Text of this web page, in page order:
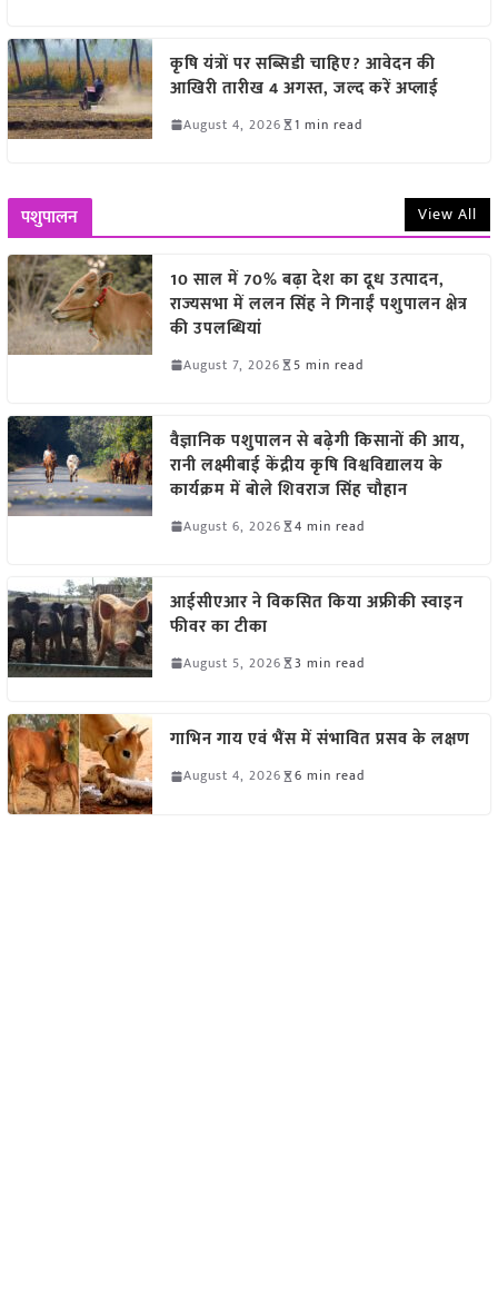
कृषि यंत्रों पर सब्सिडी चाहिए? आवेदन की
आखिरी तारीख 4 अगस्त, जल्द करें अप्लाई
August 4, 2026 1 min read
पशुपालन View All
10 साल में 70% बढ़ा देश का दूध उत्पादन,
राज्यसभा में ललन सिंह ने गिनाईं पशुपालन क्षेत्र
की उपलब्धियां
August 7, 2026 5 min read
वैज्ञानिक पशुपालन से बढ़ेगी किसानों की आय,
रानी लक्ष्मीबाई केंद्रीय कृषि विश्वविद्यालय के
कार्यक्रम में बोले शिवराज सिंह चौहान
August 6, 2026 4 min read
आईसीएआर ने विकसित किया अफ्रीकी स्वाइन
फीवर का टीका
August 5, 2026 3 min read
गाभिन गाय एवं भैंस में संभावित प्रसव के लक्षण
August 4, 2026 6 min read